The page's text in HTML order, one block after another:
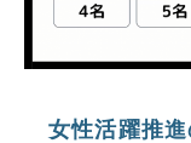
女性活躍推